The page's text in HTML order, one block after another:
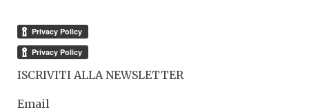
ISCRIVITI ALLA NEWSLETTER
Email